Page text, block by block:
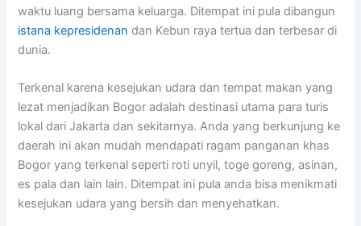
waktu luang bersama keluarga. Ditempat ini pula dibangun
istana kepresidenan dan Kebun raya tertua dan terbesar di
dunia.
Terkenal karena kesejukan udara dan tempat makan yang
lezat menjadikan Bogor adalah destinasi utama para turis
lokal dari Jakarta dan sekitarnya. Anda yang berkunjung ke
daerah ini akan mudah mendapati ragam panganan khas
Bogor yang terkenal seperti roti unyil, toge goreng, asinan,
es pala dan lain lain. Ditempat ini pula anda bisa menikmati
kesejukan udara yang bersih dan menyehatkan.